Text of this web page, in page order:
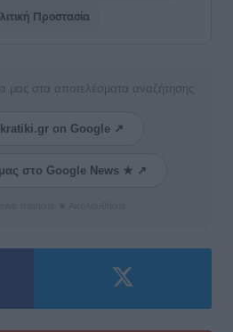
Προστασία
μας στα αποτελέσματα αναζήτησης
on Google ↗
στο Google News ★ ↗